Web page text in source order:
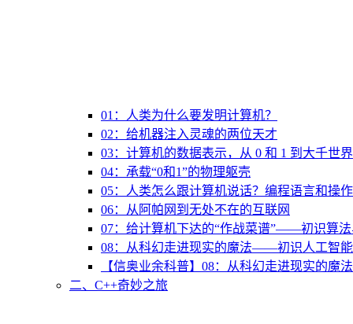
01：人类为什么要发明计算机？
02：给机器注入灵魂的两位天才
03：计算机的数据表示，从 0 和 1 到大千世界
04：承载“0和1”的物理躯壳
05：人类怎么跟计算机说话？编程语言和操
06：从阿帕网到无处不在的互联网
07：给计算机下达的“作战菜谱”——初识算法
08：从科幻走进现实的魔法——初识人工智能
【信奥业余科普】08：从科幻走进现实的魔
二、C++奇妙之旅